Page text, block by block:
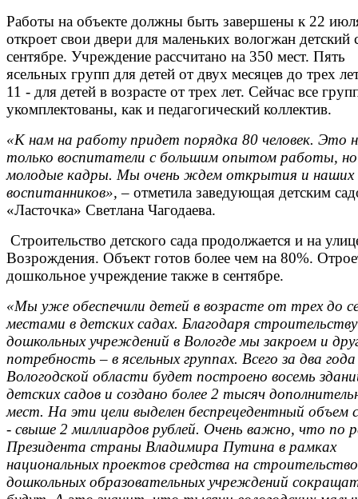
Работы на объекте должны быть завершены к 22
откроет свои двери для маленьких вологжан детский
сентябре. Учреждение рассчитано на 350 мест. Пять
ясельных групп для детей от двух месяцев до трех
11 - для детей в возрасте от трех лет. Сейчас все
укомплектованы, как и педагогический коллектив.
«К нам на работу придет порядка 80 человек. Это
только воспитатели с большим опытом работы,
молодые кадры. Мы очень ждем открытия и наших
воспитанников», – отметила заведующая детским
«Ласточка» Светлана Чагодаева.
Строительство детского сада продолжается и на
Возрождения. Объект готов более чем на 80%.
дошкольное учреждение также в сентябре.
«Мы уже обеспечили детей в возрасте от трех до
местами в детских садах. Благодаря
дошкольных учреждений в Вологде мы закроем и
потребность – в ясельных группах. Всего за два года
Вологодской области будет построено восемь
детских садов и создано более 2 тысяч
мест. На эти цели выделен беспрецедентный объем
- свыше 2 миллиардов рублей. Очень важно, что по
Президента страны Владимира Путина в рамках
национальных проектов средства на строительство
дошкольных образовательных учреждений